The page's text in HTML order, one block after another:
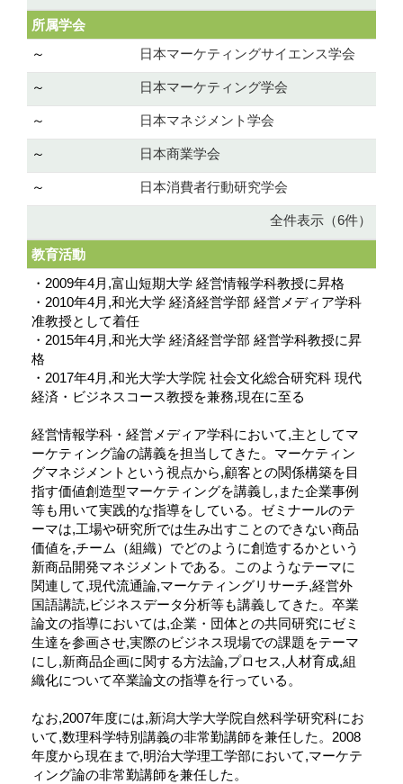
所属学会
～
日本マーケティングサイエンス学会
～ 日本マーケティング学会
～ 日本マネジメント学会
～ 日本商業学会
～ 日本消費者行動研究学会
全件表示（6件）
教育活動
・2009年4月,富山短期大学 経営情報学科教授に昇格
・2010年4月,和光大学 経済経営学部 経営メディア学科
准教授として着任
・2015年4月,和光大学 経済経営学部 経営学科教授に昇
格
・2017年4月,和光大学大学院 社会文化総合研究科 現代
経済・ビジネスコース教授を兼務,現在に至る
経営情報学科・経営メディア学科において,主としてマ
ーケティング論の講義を担当してきた。マーケティン
グマネジメントという視点から,顧客との関係構築を目
指す価値創造型マーケティングを講義し,また企業事例
等も用いて実践的な指導をしている。ゼミナールのテ
ーマは,工場や研究所では生み出すことのできない商品
価値を,チーム（組織）でどのように創造するかという
新商品開発マネジメントである。このようなテーマに
関連して,現代流通論,マーケティングリサーチ,経営外
国語講読,ビジネスデータ分析等も講義してきた。卒業
論文の指導においては,企業・団体との共同研究にゼミ
生達を参画させ,実際のビジネス現場での課題をテーマ
にし,新商品企画に関する方法論,プロセス,人材育成,組
織化について卒業論文の指導を行っている。
なお,2007年度には,新潟大学大学院自然科学研究科にお
いて,数理科学特別講義の非常勤講師を兼任した。2008
年度から現在まで,明治大学理工学部において,マーケテ
ィング論の非常勤講師を兼任した。